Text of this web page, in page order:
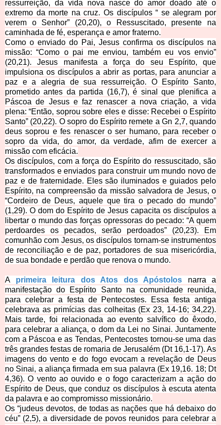
ressurreição, da vida nova nasce do amor doado até o
extremo da morte na cruz. Os discípulos “ se alegram por
verem o Senhor” (20,20), o Ressuscitado, presente na
caminhada de fé, esperança e amor fraterno.
Como o enviado do Pai, Jesus confirma os discípulos na
missão: “Como o pai me enviou, também eu vos envio”
(20,21). Jesus manifesta a força do seu Espírito, que
impulsiona os discípulos a abrir as portas, para anunciar a
paz e a alegria de sua ressurreição. O Espírito Santo,
prometido antes da partida (16,7), é sinal que plenifica a
Páscoa de Jesus e faz renascer a nova criação, a vida
plena: “Então, soprou sobre eles e disse: Recebei o Espírito
Santo” (20,22). O sopro do Espírito remete a Gn 2,7, quando
deus soprou e fes renascer o ser humano, para receber o
sopro da vida, do amor, da verdade, afim de exercer a
missão com eficácia.
Os discípulos, com a força do Espírito do ressuscitado, são
transformados e enviados para construir um mundo novo de
paz e de fraternidade. Eles são iluminados e guiados pelo
Espírito, na compreensão da missão salvadora de Jesus, o
“Cordeiro de Deus, aquele que tira o pecado do mundo”
(1,29). O dom do Espírito de Jesus capacita os discípulos a
libertar o mundo das forças opressoras do pecado: “A quem
perdoardes os pecados, serão perdoados” (20,23). Em
comunhão com Jesus, os discípulos tornam-se instrumentos
de reconciliação e de paz, portadores de sua misericórdia,
de sua bondade e perdão que renova o mundo.
A primeira leitura dos Atos dos Apóstolos narra a
manifestação do Espírito Santo na comunidade reunida,
para celebrar a festa de Pentecostes. Essa festa antiga
celebrava as primícias das colheitas (Ex 23, 14-16; 34,22).
Mais tarde, foi relacionada ao evento salvífico do êxodo,
para celebrar a aliança, o dom da Lei no Sinai. Juntamente
com a Páscoa e as Tendas, Pentecostes tornou-se uma das
três grandes festas de romaria de Jerusalém (Dt 16,1-17). As
imagens do vento e do fogo evocam a revelação de Deus
no Sinai, a aliança firmada em sua palavra (Ex 19,16. 18; Dt
4,36). O vento ao ouvido e o fogo caracterizam a ação do
Espírito de Deus, que conduz os discípulos à escuta atenta
da palavra e ao compromisso missionário.
Os “judeus devotos, de todas as nações que há debaixo do
céu” (2,5), a diversidade de povos reunidos para celebrar a